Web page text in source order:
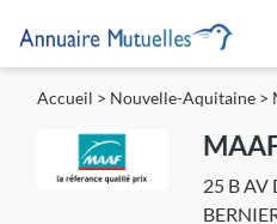
Accueil > Nouvelle-Aquitaine >
25 B